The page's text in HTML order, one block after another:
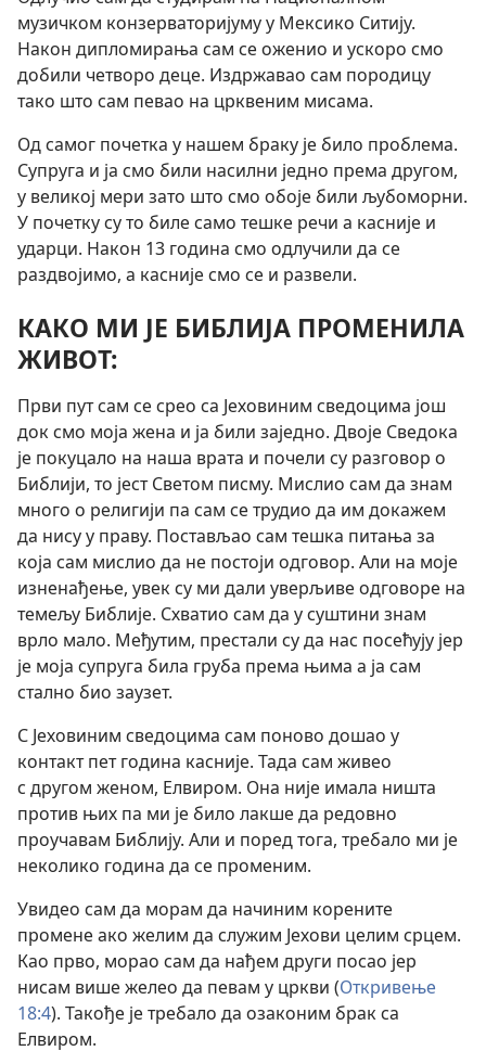
музичком конзерваторијуму у Мексико Ситију.
Након дипломирања сам се оженио и ускоро смо
добили четворо деце. Издржавао сам породицу
тако што сам певао на црквеним мисама.
Од самог почетка у нашем браку је било проблема.
Супруга и ја смо били насилни једно према другом,
у великој мери зато што смо обоје били љубоморни.
У почетку су то биле само тешке речи а касније и
ударци. Након 13 година смо одлучили да се
раздвојимо, а касније смо се и развели.
КАКО МИ ЈЕ БИБЛИЈА ПРОМЕНИЛА
ЖИВОТ:
Први пут сам се срео са Јеховиним сведоцима још
док смо моја жена и ја били заједно. Двоје Сведока
је покуцало на наша врата и почели су разговор о
Библији, то јест Светом писму. Мислио сам да знам
много о религији па сам се трудио да им докажем
да нису у праву. Постављао сам тешка питања за
која сам мислио да не постоји одговор. Али на моје
изненађење, увек су ми дали уверљиве одговоре на
темељу Библије. Схватио сам да у суштини знам
врло мало. Међутим, престали су да нас посећују јер
је моја супруга била груба према њима а ја сам
стално био заузет.
С Јеховиним сведоцима сам поново дошао у
контакт пет година касније. Тада сам живео
с другом женом, Елвиром. Она није имала ништа
против њих па ми је било лакше да редовно
проучавам Библију. Али и поред тога, требало ми је
неколико година да се променим.
Увидео сам да морам да начиним корените
промене ако желим да служим Јехови целим срцем.
Као прво, морао сам да нађем други посао јер
нисам више желео да певам у цркви (Откривење
18:4). Такође је требало да озаконим брак са
Елвиром.